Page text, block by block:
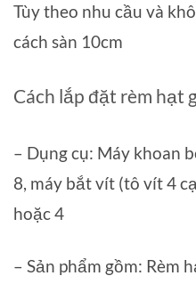
Tùy theo nhu cầu và
cách sàn 10cm
Cách lắp đặt rèm hạt
– Dụng cụ: Máy khoan
8, máy bắt vít (tô vít 4
hoặc 4
– Sản phẩm gồm: Rèm